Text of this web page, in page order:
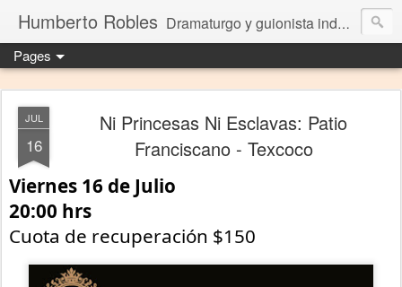
Humberto Robles Dramaturgo y guionista independiente
Pages
JUL
16
Ni Princesas Ni Esclavas: Patio
Franciscano - Texcoco
Viernes 16 de Julio
20:00 hrs
Cuota de recuperación $150